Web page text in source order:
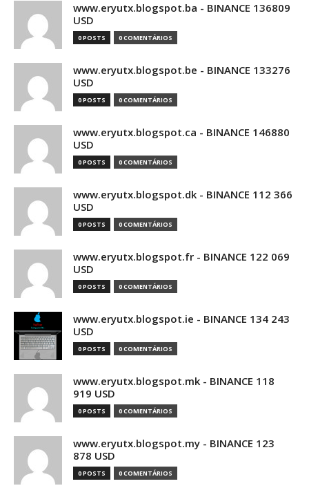
www.eryutx.blogspot.ba - BINANCE 136809
USD
0 POSTS 0 COMENTÁRIOS
www.eryutx.blogspot.be - BINANCE 133276
USD
0 POSTS 0 COMENTÁRIOS
www.eryutx.blogspot.ca - BINANCE 146880
USD
0 POSTS 0 COMENTÁRIOS
www.eryutx.blogspot.dk - BINANCE 112 366
USD
0 POSTS 0 COMENTÁRIOS
www.eryutx.blogspot.fr - BINANCE 122 069
USD
0 POSTS 0 COMENTÁRIOS
www.eryutx.blogspot.ie - BINANCE 134 243
USD
0 POSTS 0 COMENTÁRIOS
www.eryutx.blogspot.mk - BINANCE 118
919 USD
0 POSTS 0 COMENTÁRIOS
www.eryutx.blogspot.my - BINANCE 123
878 USD
0 POSTS 0 COMENTÁRIOS